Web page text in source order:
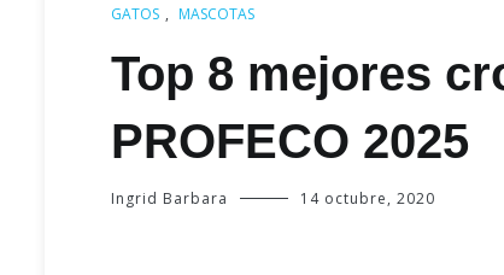
GATOS , MASCOTAS
Top 8 mejores
PROFECO 2025
Ingrid Barbara 14 octubre, 2020